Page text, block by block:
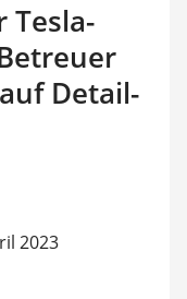
Tesla-
Detail-